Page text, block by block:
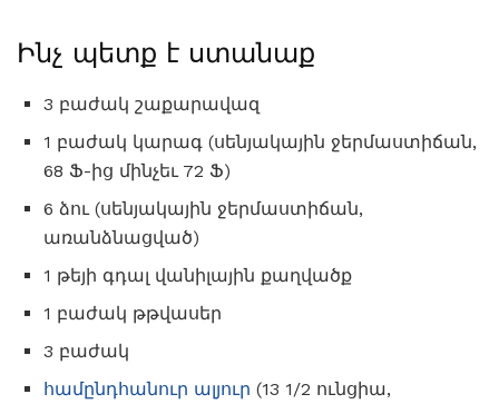
Ինչ պետք է ստանաք
3 բաժակ շաքարավազ
1 բաժակ կարագ (սենյակային ջերմաստիճան,
68 Ֆ-ից մինչեւ 72 Ֆ)
6 ձու (սենյակային ջերմաստիճան,
առանձնացված)
1 թեյի գդալ վանիլային քաղվածք
1 բաժակ թթվասեր
3 բաժակ
համընդհանուր ալյուր (13 1/2 ունցիա,